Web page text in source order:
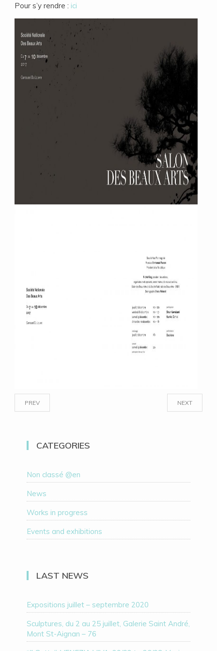
Pour s’y rendre : ici
NEXT
PREV
CATEGORIES
Non classé @en
News
Works in progress
Events and exhibitions
LAST NEWS
Expositions juillet – septembre 2020
Sculptures, du 2 au 25 juillet, Galerie Saint André,
Mont St-Aignan – 76